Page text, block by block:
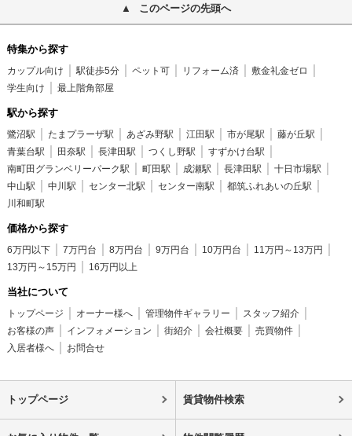
このページの先頭へ
特集から探す
カップル向け 駅徒歩5分 ペット可 リフォーム済
敷金礼金ゼロ
学生向け
最上階角部屋
駅から探す
鷺沼駅 たまプラーザ駅 あざみ野駅 江田駅 市が尾駅
藤が丘駅
青葉台駅
田奈駅 長津田駅 つくし野駅
すずかけ台駅
南町田グランベリーパーク駅
町田駅 成瀬駅 長津田駅
十日市場駅
中山駅
中川駅 センター北駅 センター南駅
都筑ふれあいの丘駅
川和町駅
価格から探す
6万円以下 7万円台 8万円台 9万円台 10万円台
11万円～13万円
13万円～15万円
16万円以上
当社について
トップページ オーナー様へ 管理物件ギャラリー
スタッフ紹介
お客様の声
インフォメーション 街紹介 会社概要
売買物件
入居者様へ
お問合せ
トップページ 賃貸物件検索